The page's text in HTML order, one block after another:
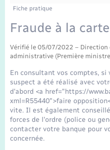
Etat-civil - Papiers -
Mariage – PACS
Parrainage civil
Recensement
Logement - Urbanisme
Loisirs
Nouvel habitant
Numérique
Transports scolaires
Travaux - Autorisation
Compétences
Plan interactif
Présentation de la
Publications
La Communauté de
Fiche pratique
Fraude à la
Vérifié le 05/07/2022 –
administrative (Première
En consultant vos comptes,
suspect a été réalisé avec
d'abord <a href="https://
xml=R55440">faire
vite. Il est également
forces de l'ordre (police ou
contacter votre banque pour
concernée.